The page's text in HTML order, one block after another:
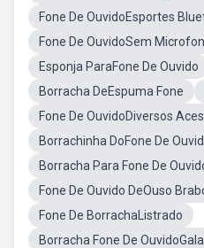
Fone De OuvidoEsportes
Fone De OuvidoSem
Esponja ParaFone De Ouvido
Borracha DeEspuma Fone
Fone De OuvidoDiversos
Borrachinha DoFone De
Borracha Para Fone De
Fone De Ouvido DeOuso
Fone De BorrachaListrado
Borracha Fone De